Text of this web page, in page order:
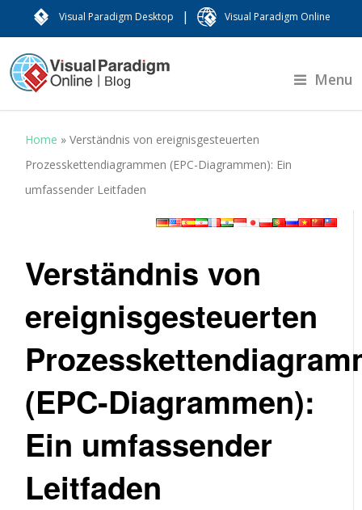
Visual Paradigm Desktop | Visual Paradigm Online
Menu
Home »Verständnis von ereignisgesteuerten
Prozesskettendiagrammen (EPC-Diagrammen): Ein
umfassender Leitfaden
Verständnis von
ereignisgesteuerten
(EPC-Diagrammen):
Ein umfassender
Leitfaden